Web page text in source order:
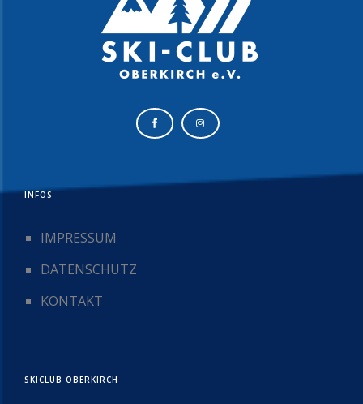
INFOS
IMPRESSUM
DATENSCHUTZ
KONTAKT
SKICLUB OBERKIRCH